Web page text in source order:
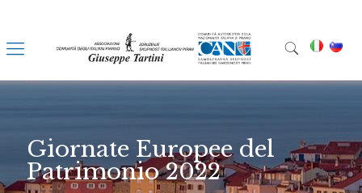
Giornate Europee del
Patrimonio 2022